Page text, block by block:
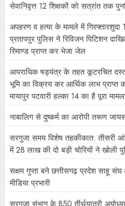
सेवानिवृत्त 12 शिक्षकों को सत्रांत तक
अपहरण व हत्या के मामले में गिरफ्तारशुदा
प्रतापपुर पुलिस ने रिविजन पिटिशन
रिमाण्ड प्राप्त कर भेजा जेल
आपराधिक षड्यंत्र के तहत कूटरचित
भूमि का विक्रय कर आर्थिक लाभ प्राप्त
मायापुर पटवारी हल्का 14 का है पूरा
नाबालिग से दुष्कर्म का आरोपी तरूण
सरगुजा समय विशेष तहकीकात: तीसरी
में 28 लाख की दो बड़ी चोरियों ने खोली
सक्षम गुप्ता बने छत्तीसगढ़ प्रदेश साहू
मीडिया प्रभारी